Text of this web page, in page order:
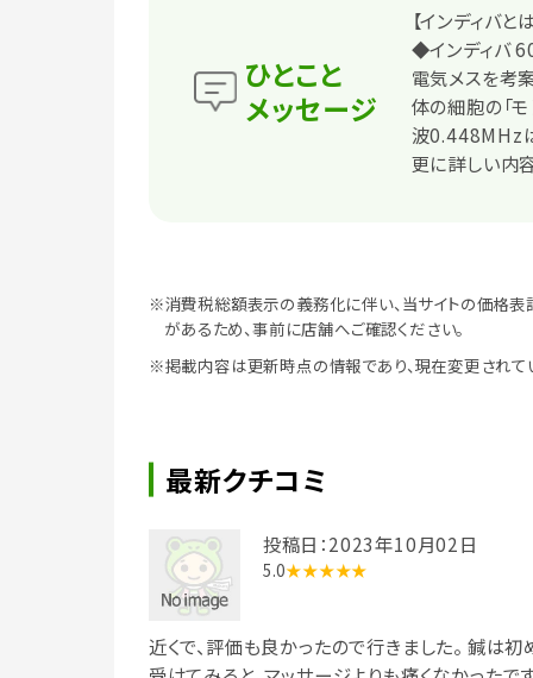
ひとこと
メッセージ
【インディバと
◆インディバ
電気メスを考
体の細胞の「
波0.448MHz
更に詳しい内
※消費税総額表示の義務化に伴い、当サイトの価格
があるため、事前に店舗へご確認ください。
※掲載内容は更新時点の情報であり、現在変更されて
最新クチコミ
投稿日：2023年10月02日
5.0★★★★★
近くで、評価も良かったので行きました。 鍼は